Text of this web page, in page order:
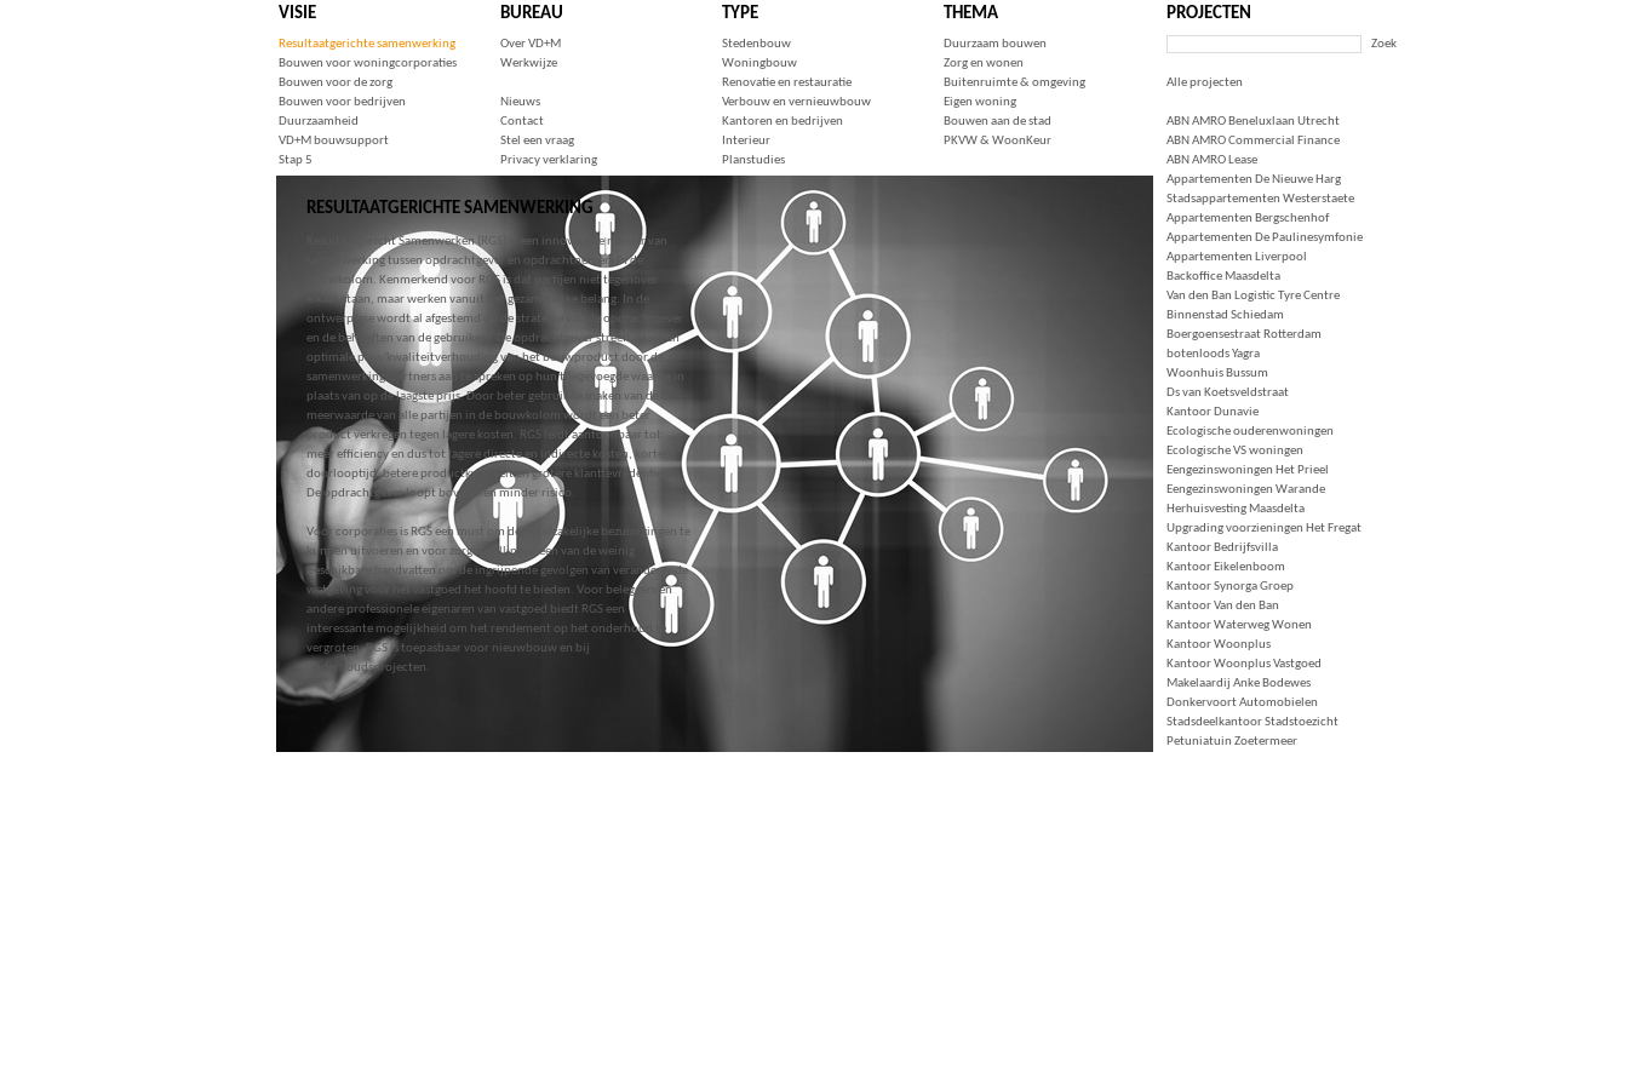
VISIE
Resultaatgerichte samenwerking
Bouwen voor woningcorporaties
Bouwen voor de zorg
Bouwen voor bedrijven
Duurzaamheid
VD+M bouwsupport
Stap 5
BUREAU
Over VD+M
Werkwijze
Nieuws
Contact
Stel een vraag
Privacy verklaring
TYPE
Stedenbouw
Woningbouw
Renovatie en restauratie
Verbouw en vernieuwbouw
Kantoren en bedrijven
Interieur
Planstudies
THEMA
Duurzaam bouwen
Zorg en wonen
Buitenruimte & omgeving
Eigen woning
Bouwen aan de stad
PKVW & WoonKeur
PROJECTEN
Zoek
Alle projecten
ABN AMRO Beneluxlaan Utrecht
ABN AMRO Commercial Finance
ABN AMRO Lease
Appartementen De Nieuwe Harg
Stadsappartementen Westerstaete
Appartementen Bergschenhof
Appartementen De Paulinesymfonie
Appartementen Liverpool
Backoffice Maasdelta
Van den Ban Logistic Tyre Centre
Binnenstad Schiedam
Boergoensestraat Rotterdam
botenloods Yagra
Woonhuis Bussum
Ds van Koetsveldstraat
Kantoor Dunavie
Ecologische ouderenwoningen
Ecologische VS woningen
Eengezinswoningen Het Prieel
Eengezinswoningen Warande
Herhuisvesting Maasdelta
Upgrading voorzieningen Het Fregat
Kantoor Bedrijfsvilla
Kantoor Eikelenboom
Kantoor Synorga Groep
Kantoor Van den Ban
Kantoor Waterweg Wonen
Kantoor Woonplus
Kantoor Woonplus Vastgoed
Makelaardij Anke Bodewes
Donkervoort Automobielen
Stadsdeelkantoor Stadstoezicht
Petuniatuin Zoetermeer
RESULTAATGERICHTE SAMENWERKING
Resultaatgericht Samenwerken (RGS) is een innovatieve manier van
samenwerking tussen opdrachtgever en opdrachtnemers in de
bouwkolom. Kenmerkend voor RGS is dat partijen niet tegenover
elkaar staan, maar werken vanuit het gezamenlijke belang. In de
ontwerpfase wordt al afgestemd op de strategie van de opdrachtgever
en de behoeften van de gebruikers. De opdrachtgever streeft naar een
optimale prijs/kwaliteitverhouding van het bouwproduct door de
samenwerkingspartners aan te spreken op hun toegevoegde waarde in
plaats van op de laagste prijs. Door beter gebruik te maken van de
meerwaarde van alle partijen in de bouwkolom wordt een beter
product verkregen tegen lagere kosten. RGS leidt aantoonbaar tot
meer efficiency en dus tot lagere directe en indirecte kosten, kortere
doorlooptijd, betere productkwaliteit en grotere klanttevredenheid.
De opdrachtgever loopt bovendien minder risico.
Voor corporaties is RGS een must om de noodzakelijke bezuinigingen te
kunnen uitvoeren en voor zorginstellingen een van de weinig
beschikbare handvatten om de ingrijpende gevolgen van veranderende
wetgeving voor het vastgoed het hoofd te bieden. Voor beleggers en
andere professionele eigenaren van vastgoed biedt RGS een
interessante mogelijkheid om het rendement op het onderhoud te
vergroten. RGS is toepasbaar voor nieuwbouw en bij
onderhoudsprojecten.